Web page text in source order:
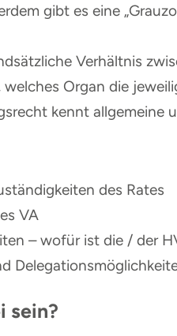
gibt es eine
Verhältnis
welches Organ die
kennt allgemeine
des Rates
VA
– wofür ist die / der
sein?